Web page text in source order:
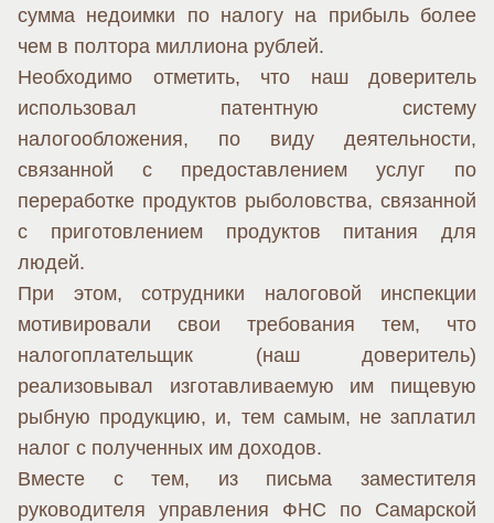
сумма недоимки по налогу на прибыль более
чем в полтора миллиона рублей.
Необходимо отметить, что наш доверитель
использовал патентную систему
налогообложения, по виду деятельности,
связанной с предоставлением услуг по
переработке продуктов рыболовства, связанной
с приготовлением продуктов питания для
людей.
При этом, сотрудники налоговой инспекции
мотивировали свои требования тем, что
налогоплательщик (наш доверитель)
реализовывал изготавливаемую им пищевую
рыбную продукцию, и, тем самым, не заплатил
налог с полученных им доходов.
Вместе с тем, из письма заместителя
руководителя управления ФНС по Самарской